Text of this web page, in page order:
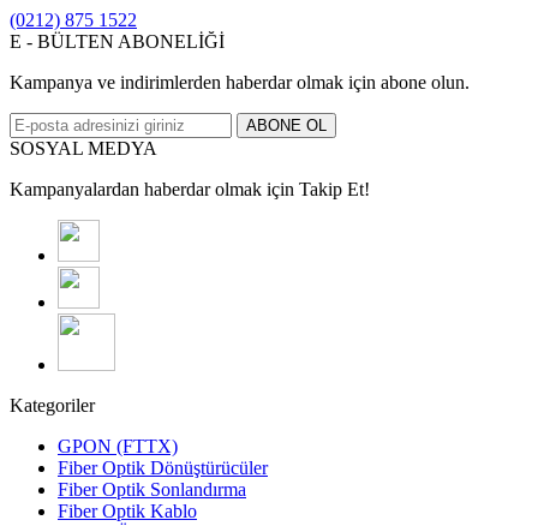
(0212) 875 1522
E - BÜLTEN ABONELİĞİ
Kampanya ve indirimlerden haberdar olmak için abone olun.
ABONE OL
SOSYAL MEDYA
Kampanyalardan haberdar olmak için Takip Et!
Kategoriler
GPON (FTTX)
Fiber Optik Dönüştürücüler
Fiber Optik Sonlandırma
Fiber Optik Kablo